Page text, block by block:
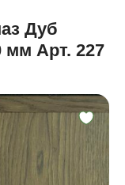
Дуб
мм Арт. 227